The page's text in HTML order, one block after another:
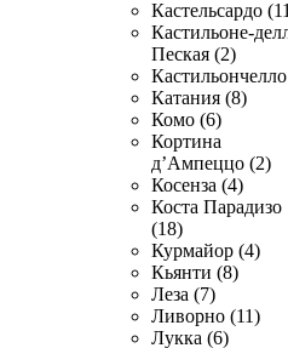
Кастельсардо
Кастильоне-
Пеская (2)
Катания (8)
Комо (6)
Кортина
д’Ампеццо (2)
Косенза (4)
Коста Парадизо
(18)
Курмайор (4)
Кьянти (8)
Леза (7)
Ливорно (11)
Лукка (6)